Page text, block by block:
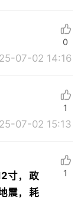
07-02 14:16
0
07-02 15:13
1
寸，政
震，耗
1